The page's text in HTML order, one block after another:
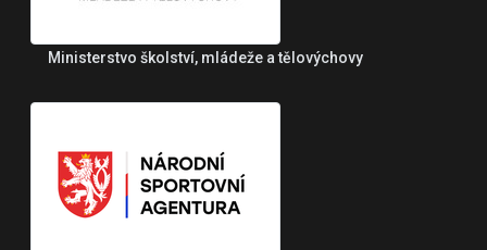
Ministerstvo školství, mládeže a tělovýchovy